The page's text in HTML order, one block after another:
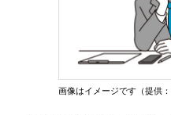
画像はイメージです（提供